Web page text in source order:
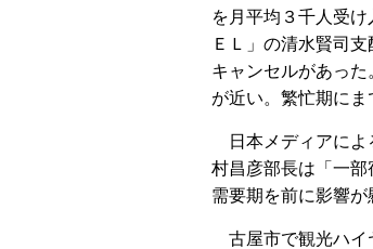
を月平均３千人受
ＥＬ」の清水賢司
キャンセルがあっ
が近い。繁忙期にま
日本メディアに
村昌彦部長は「一
需要期を前に影響が
古屋市で観光ハ